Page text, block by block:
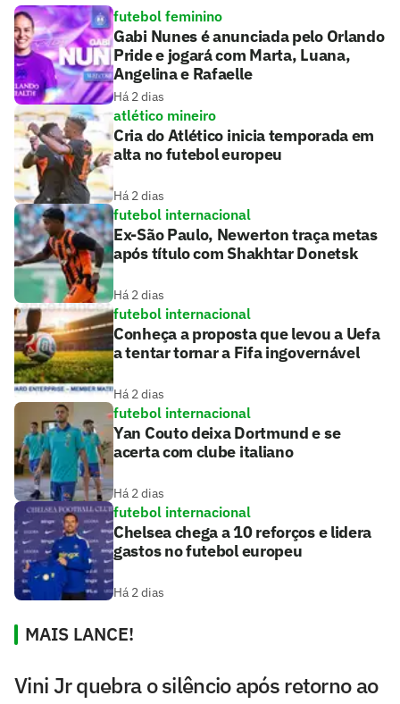
futebol feminino
Gabi Nunes é anunciada pelo Orlando
Pride e jogará com Marta, Luana,
Angelina e Rafaelle
Há 2 dias
atlético mineiro
Cria do Atlético inicia temporada em
alta no futebol europeu
Há 2 dias
futebol internacional
Ex-São Paulo, Newerton traça metas
após título com Shakhtar Donetsk
Há 2 dias
futebol internacional
Conheça a proposta que levou a Uefa
a tentar tornar a Fifa ingovernável
Há 2 dias
futebol internacional
Yan Couto deixa Dortmund e se
acerta com clube italiano
Há 2 dias
futebol internacional
Chelsea chega a 10 reforços e lidera
gastos no futebol europeu
Há 2 dias
MAIS LANCE!
Vini Jr quebra o silêncio após retorno ao